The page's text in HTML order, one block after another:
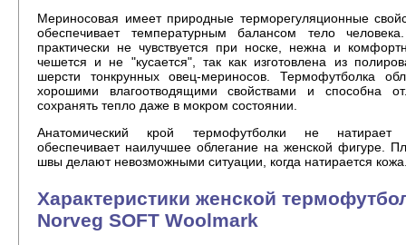
Мериносовая имеет природные терморегуляционные
обеспечивает температурным балансом тело
практически не чувствуется при носке, нежна и
чешется и не "кусается", так как изготовлена из
шерсти тонкрунных овец-мериносов. Термофутболка
хорошими влагоотводящими свойствами и способна
сохранять тепло даже в мокром состоянии.
Анатомический крой термофутболки не натирает
обеспечивает наилучшее облегание на женской фигуре.
швы делают невозможными ситуации, когда натирается
Характеристики женской
Norveg SOFT Woolmark